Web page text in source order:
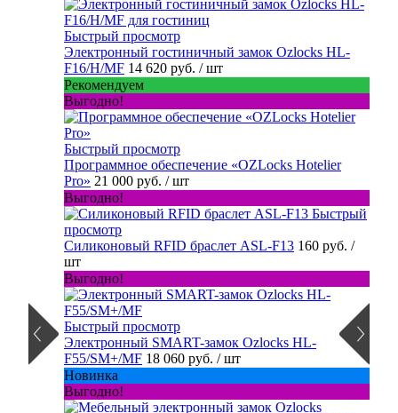
Быстрый просмотр
Электронный гостиничный замок Ozlocks HL-
F16/H/MF 14 620 руб. / шт
Рекомендуем
Выгодно!
Быстрый просмотр
Программное обеспечение «OZLocks Hotelier
Pro» 21 000 руб. / шт
Выгодно!
Быстрый
просмотр
Силиконовый RFID браслет ASL-F13 160 руб. /
шт
Выгодно!
Быстрый просмотр
Электронный SMART-замок Ozlocks HL-
F55/SM+/MF 18 060 руб. / шт
Новинка
Выгодно!